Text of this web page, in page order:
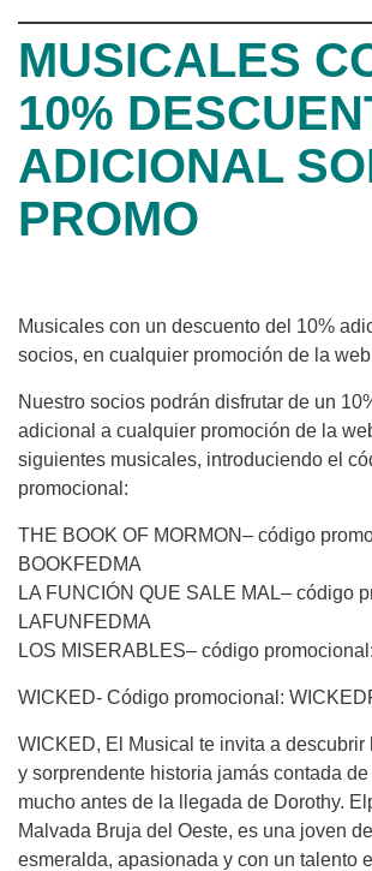
MUSICALES
10%
ADICIONAL
PROMO
Musicales con un descuento del 10%
socios, en cualquier promoción de la
Nuestro socios podrán disfrutar de un
adicional a cualquier promoción de la
siguientes musicales, introduciendo el
promocional:
THE BOOK OF MORMON– código
BOOKFEDMA
LA FUNCIÓN QUE SALE MAL– código
LAFUNFEDMA
LOS MISERABLES– código
WICKED- Código promocional:
WICKED, El Musical te invita a descubrir
y sorprendente historia jamás contada
mucho antes de la llegada de Dorothy.
Malvada Bruja del Oeste, es una joven
esmeralda, apasionada y con un talento